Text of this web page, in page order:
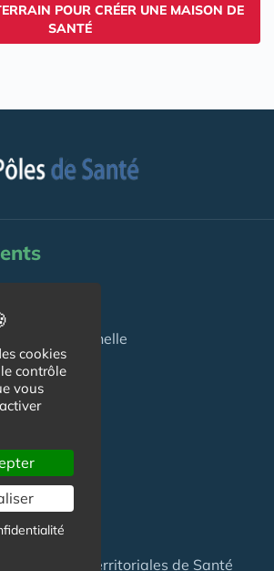
POUR CRÉER UNE MAISON DE
SANTÉ
de Prévention
Territoriales de Santé
cookies
contrôle
vous